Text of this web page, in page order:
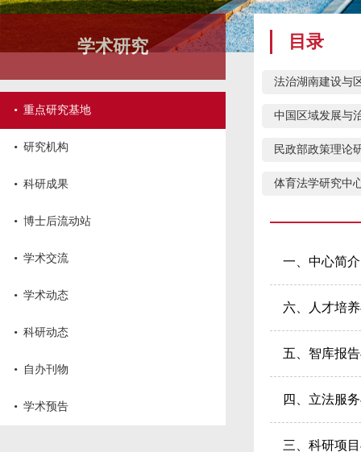
学术研究
· 重点研究基地
· 研究机构
· 科研成果
· 博士后流动站
· 学术交流
· 学术动态
· 科研动态
· 自办刊物
· 学术预告
目录
法治湖南建设与
中国区域发展与
民政部政策理论
体育法学研究中
一、中心简介
六、人才培
五、智库报
四、立法服
三、科研项